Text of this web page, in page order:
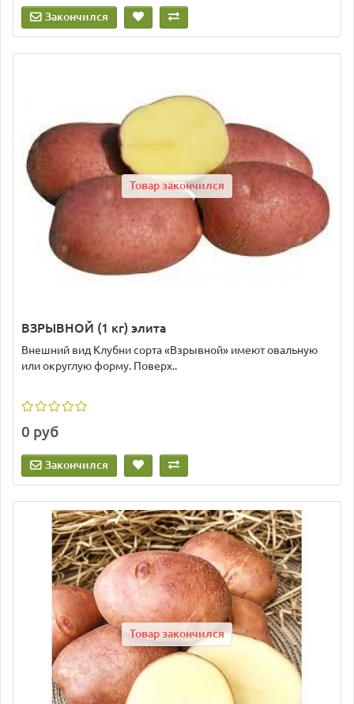
Закончился
Товар закончился
ВЗРЫВНОЙ (1 кг) элита
Внешний вид Клубни сорта «Взрывной» имеют овальную
или округлую форму. Поверх..
0 руб
Закончился
Товар закончился